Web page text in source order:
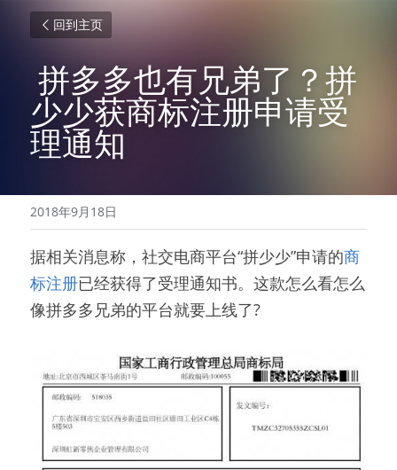
回到主页
少少获商标注册申请受
理通知
2018年9月18日
据相关消息称，社交电商平台“拼少少”申请的商
标注册已经获得了受理通知书。这款怎么看怎么
像拼多多兄弟的平台就要上线了?